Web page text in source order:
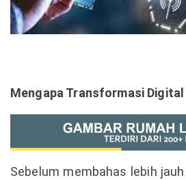
Mengapa Transformasi
Sebelum membahas lebih